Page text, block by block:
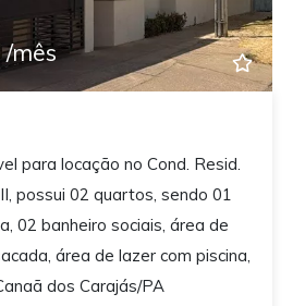
/mês
para locação no Cond. Resid.
possui 02 quartos, sendo 01
02 banheiro sociais, área de
área de lazer com piscina,
dos Carajás/PA